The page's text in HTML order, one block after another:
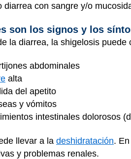
diarrea con sangre y/o
son los signos y los
la diarrea, la shigelosis puede
abdominales
alta
del apetito
y vómitos
intestinales dolorosos
llevar a la deshidratación.
y problemas renales.